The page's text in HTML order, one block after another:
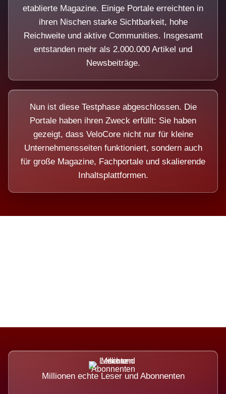
etablierte Magazine. Einige Portale erreichten in
ihren Nischen starke Sichtbarkeit, hohe
Reichweite und aktive Communities. Insgesamt
entstanden mehr als 2.000.000 Artikel und
Newsbeiträge.
Nun ist diese Testphase abgeschlossen. Die
Portale haben ihren Zweck erfüllt: Sie haben
gezeigt, dass VeloCore nicht nur für kleine
Unternehmensseiten funktioniert, sondern auch
für große Magazine, Fachportale und skalierende
Inhaltsplattformen.
Millionen echte Leser und Abonnenten